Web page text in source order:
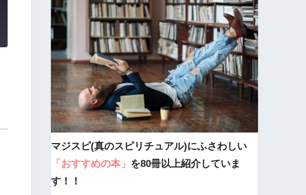
マジスピ(真のスピリチュアル)にふさわしい
「おすすめの本」 を80冊以上紹介していま
す！！